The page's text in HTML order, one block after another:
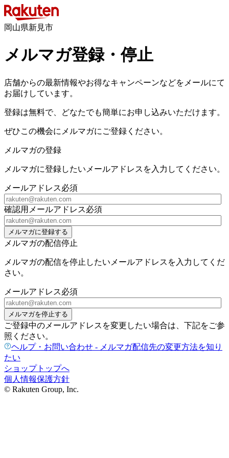
岡山県新見市
メルマガ登録・停止
店舗からの最新情報やお得なキャンペーンなどをメールにて
お届けしています。
登録は無料で、どなたでも簡単にお申し込みいただけます。
ぜひこの機会にメルマガにご登録ください。
メルマガの登録
メルマガに登録したいメールアドレスを入力してください。
メールアドレス必須
確認用メールアドレス必須
メルマガに登録する
メルマガの配信停止
メルマガの配信を停止したいメールアドレスを入力してくだ
さい。
メールアドレス必須
メルマガを停止する
ご登録中のメールアドレスを変更したい場合は、下記をご参
照ください。
ヘルプ・お問い合わせ - メルマガ配信先の変更方法を知り
たい
ショップトップへ
個人情報保護方針
© Rakuten Group, Inc.